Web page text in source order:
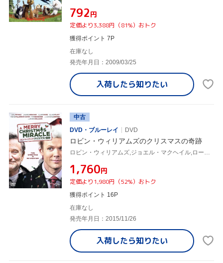
¥792円
定価より3,388円（81%）おトク
獲得ポイント 7P
在庫なし
発売年月日：2009/03/25
入荷したら知りたい
中古
DVD・ブルーレイ
DVD
ロビン・ウィリアムズのクリスマスの奇跡
¥1,760円
定価より1,980円（52%）おトク
獲得ポイント 16P
在庫なし
発売年月日：2015/11/26
入荷したら知りたい